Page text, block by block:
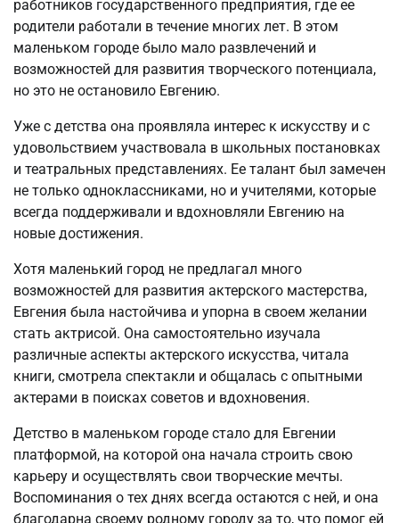
работников государственного предприятия, где ее
родители работали в течение многих лет. В этом
маленьком городе было мало развлечений и
возможностей для развития творческого потенциала,
но это не остановило Евгению.
Уже с детства она проявляла интерес к искусству и с
удовольствием участвовала в школьных постановках
и театральных представлениях. Ее талант был замечен
не только одноклассниками, но и учителями, которые
всегда поддерживали и вдохновляли Евгению на
новые достижения.
Хотя маленький город не предлагал много
возможностей для развития актерского мастерства,
Евгения была настойчива и упорна в своем желании
стать актрисой. Она самостоятельно изучала
различные аспекты актерского искусства, читала
книги, смотрела спектакли и общалась с опытными
актерами в поисках советов и вдохновения.
Детство в маленьком городе стало для Евгении
платформой, на которой она начала строить свою
карьеру и осуществлять свои творческие мечты.
Воспоминания о тех днях всегда остаются с ней, и она
благодарна своему родному городу за то, что помог ей